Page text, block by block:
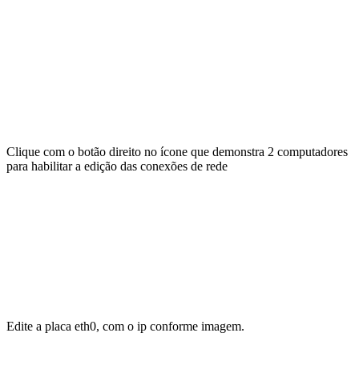
Clique com o botão direito no ícone que demonstra 2 computadores
para habilitar a edição das conexões de rede
Edite a placa eth0, com o ip conforme imagem.